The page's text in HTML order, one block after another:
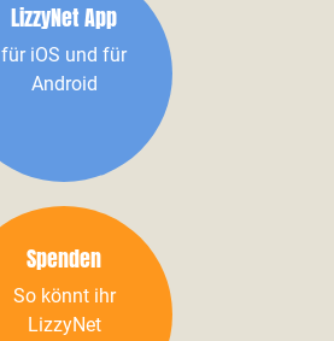
LizzyNet App
für iOS und für
Android
Spenden
So könnt ihr
LizzyNet